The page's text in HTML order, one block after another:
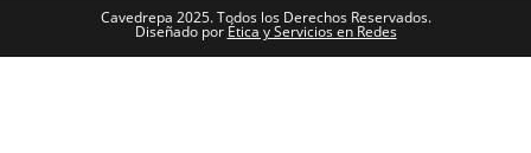
Cavedrepa 2025. Todos los Derechos Reservados.
Diseñado por Ética y Servicios en Redes